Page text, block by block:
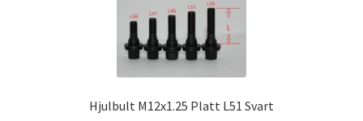
Hjulbult M12x1.25 Platt L51 Svart